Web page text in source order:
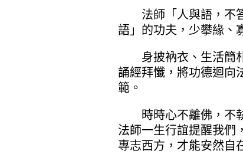
法師「人與語，不答
語」的功夫，少攀緣、
身披衲衣、生活簡朴
誦經拜懺，將功德迴向
範。
時時心不離佛，不執
法師一生行誼提醒我們
專志西方，才能安然自